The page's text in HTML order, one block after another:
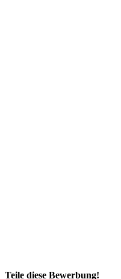
Teile diese Bewerbung!